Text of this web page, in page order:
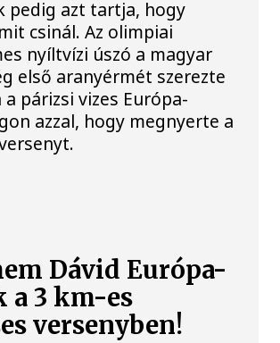
pedig azt tartja, hogy
csinál. Az olimpiai
nyíltvízi úszó a magyar
első aranyérmét szerezte
párizsi vizes Európa-
azzal, hogy megnyerte a
Dávid Európa-
a 3 km-es
versenyben!